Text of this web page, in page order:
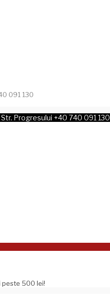
091 130
Progresului +40 740 091 130
peste 500 lei!